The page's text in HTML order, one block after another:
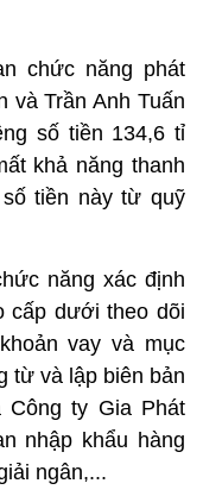
chức năng phát
và Trần Anh Tuấn
số tiền 134,6 tỉ
khả năng thanh
tiền này từ quỹ
năng xác định
cấp dưới theo dõi
vay và mục
từ và lập biên bản
Công ty Gia Phát
nhập khẩu hàng
ngân,...